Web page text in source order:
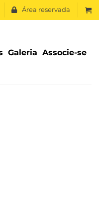
Área reservada
Galeria Associe-se